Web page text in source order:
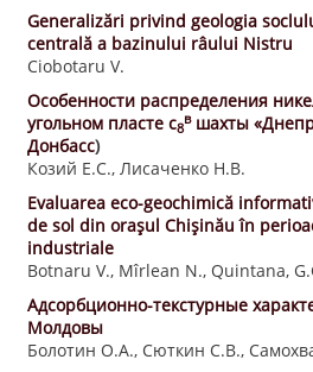
Generalizări privind geologia
centrală a bazinului râului Nistru
Ciobotaru V.
Особенности распределения
угольном пласте c8
вшахты
Донбасс)
Козий Е.С., Лисаченко Н.В.
Evaluarea eco-geochimică
de sol din orașul Chișinău în
industriale
Botnaru V., Mîrlean N., Quintana,
Адсорбционно-текстурные
Молдовы
Болотин О.А., Сюткин С.В.,